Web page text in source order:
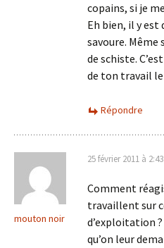
copains, si je
Eh bien, il y est
savoure. Même
de schiste.
de ton travail
Répondre
mouton noir
25 février 2011 à
Comment
travaillent sur
d’exploitation
qu’on leur